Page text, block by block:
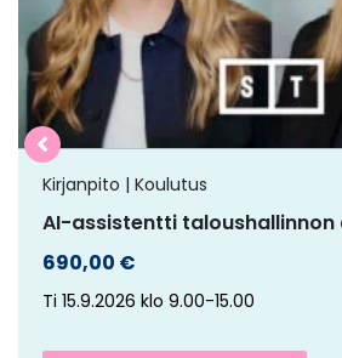
Kirjanpito | Koulutus
AI-assistentti taloushallinnon
690,00 €
Ti 15.9.2026 klo 9.00-15.00